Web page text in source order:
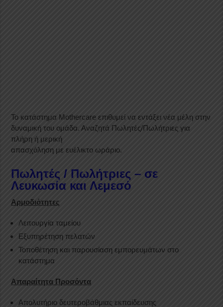
Το κατάστημα Mothercare επιθυμεί να εντάξει νέα μέλη στην
δυναμική του ομάδα. Αναζητά Πωλητές/Πωλήτριες για
πλήρη ή μερική
απασχόληση με ευέλικτο ωράριο.
Πωλητές / Πωλήτριες – σε
Λευκωσία και Λεμεσό
Αρμοδιότητες
Λειτουργία ταμείου
Εξυπηρέτηση πελατών
Τοποθέτηση και παρουσίαση εμπορευμάτων στο
κατάστημα
Απαραίτητα Προσόντα
Απολυτήριο δευτεροβάθμιας εκπαίδευσης